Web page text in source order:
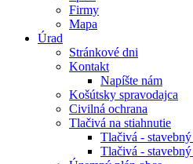
Firmy
Mapa
Úrad
Stránkové dni
Kontakt
Napíšte nám
Košútsky spravodajca
Civilná ochrana
Tlačivá na stiahnutie
Tlačivá -
Tlačivá -